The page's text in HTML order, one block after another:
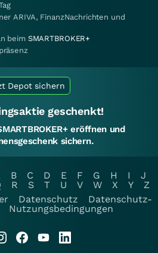
ARIVA, FinanzNachrichten und
beim SMARTBROKER+
Depot sichern
geschenkt!
eröffnen und
sichern.
B C D E F G H I
J
R S T U V W X Y
Z
Datenschutz
Datenschutz-
Nutzungsbedingungen